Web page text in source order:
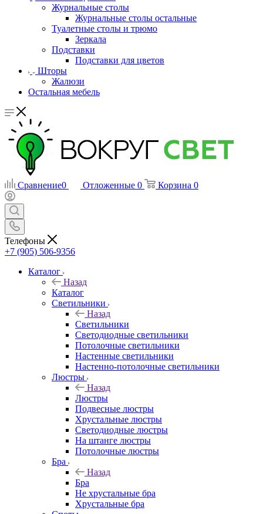
Журнальные столы
Журнальные столы остальные
Туалетные столы и трюмо
Зеркала
Подставки
Подставки для цветов
Шторы
Жалюзи
Остальная мебель
Сравнение0 Отложенные 0 Корзина 0
Телефоны
+7 (905) 506-9356
Каталог
Назад
Каталог
Светильники
Назад
Светильники
Светодиодные светильники
Потолочные светильники
Настенные светильники
Настенно-потолочные светильники
Люстры
Назад
Люстры
Подвесные люстры
Хрустальные люстры
Светодиодные люстры
На штанге люстры
Потолочные люстры
Бра
Назад
Бра
Не хрустальные бра
Хрустальные бра